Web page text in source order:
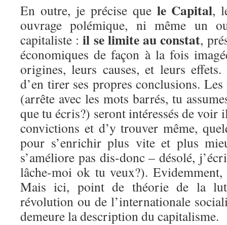
En outre, je précise que le Capital,
ouvrage polémique, ni même un
capitaliste :il se limite au constat,
économiques de façon à la fois
origines, leurs causes, et leurs
d’en tirer ses propres conclusions.
(arrête avec les mots barrés, tu
que tu écris?) seront intéressés de voir
convictions et d’y trouver même,
pour s’enrichir plus vite et plus
s’améliore pas dis-donc – désolé,
lâche-moi ok tu veux?).
Mais ici, point de théorie de la
révolution ou de l’internationale
demeure la description du capitalisme.